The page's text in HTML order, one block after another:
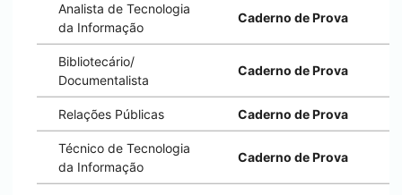
Analista de Tecnologia
da Informação
Caderno de Prova
Bibliotecário/
Documentalista
Caderno de Prova
Relações Públicas Caderno de Prova
Técnico de Tecnologia
da Informação
Caderno de Prova